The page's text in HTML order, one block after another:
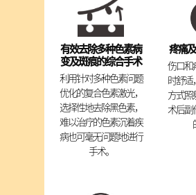
有效去除多种色素病
变及斑痕的综合手术
利用针对多种色素问题
优化的复合色素激光，
选择性地去除黑色素，
难以治疗的色素沉着疾
病也可毫无问题地进行
手术。
疼痛
伤口和
时舒适
方式照
术后副